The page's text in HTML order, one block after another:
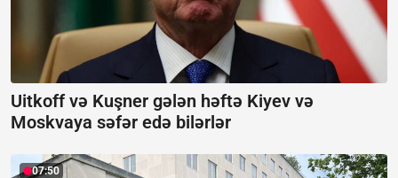
Uitkoff və Kuşner gələn həftə Kiyev və
Moskvaya səfər edə bilərlər
07:50